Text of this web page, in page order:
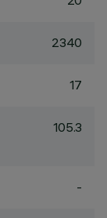
2340
17
105.3
-